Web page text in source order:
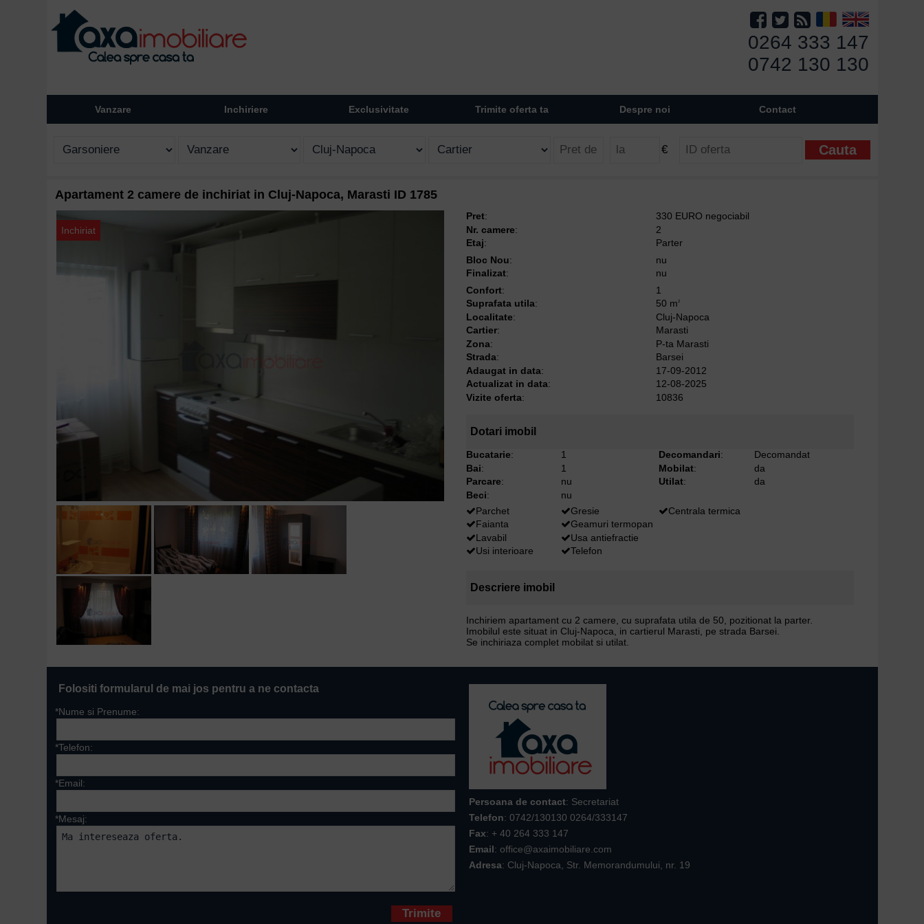
0264 333 147
0742 130 130
Vanzare Inchiriere Exclusivitate Trimite oferta ta Despre noi Contact
€
Apartament 2 camere de inchiriat in Cluj-Napoca, Marasti ID 1785
Inchiriat
Pret:
330 EURO negociabil
Nr. camere:
2
Etaj:
Parter
Bloc Nou:
nu
Finalizat:
nu
Confort:
1
Suprafata utila: 50 m2
Localitate:
Cluj-Napoca
Cartier:
Marasti
Zona:
P-ta Marasti
Strada:
Barsei
Adaugat in data:
17-09-2012
Actualizat in data:
12-08-2025
Vizite oferta: 10836
Dotari imobil
Bucatarie:
1
Bai:
1
Parcare:
nu
Beci: nu
Decomandari:
Decomandat
Mobilat:
da
Utilat: da
Parchet
Gresie
Faianta
Geamuri termopan
Lavabil
Usa antiefractie
Usi interioare
Telefon
Centrala termica
Descriere imobil
Inchiriem apartament cu 2 camere, cu suprafata utila de 50, pozitionat la parter.
Imobilul este situat in Cluj-Napoca, in cartierul Marasti, pe strada Barsei.
Se inchiriaza complet mobilat si utilat.
Folositi formularul de mai jos pentru a ne contacta
*Nume si Prenume:
*Telefon:
*Email:
*Mesaj:
Persoana de contact: Secretariat
Telefon: 0742/130130 0264/333147
Fax: + 40 264 333 147
Email: office@axaimobiliare.com
Adresa: Cluj-Napoca, Str. Memorandumului, nr. 19